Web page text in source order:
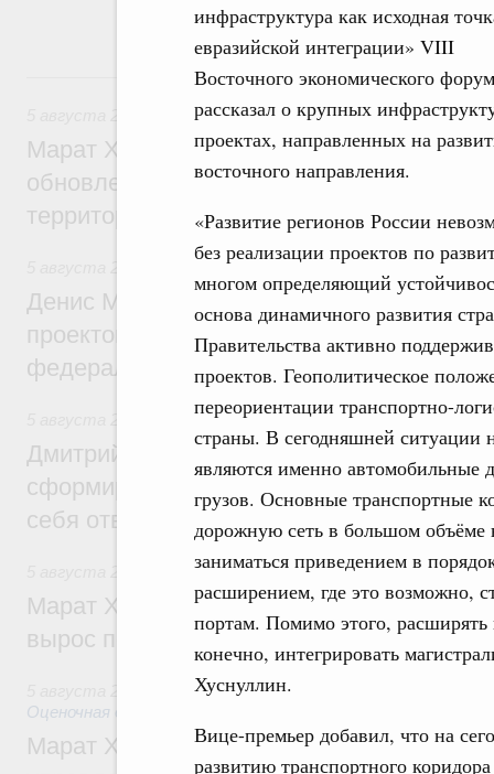
инфраструктура как исходная
евразийской интеграции» VIII
Восточного экономического
рассказал о крупных
проектах, направленных на
восточного направления.
«Развитие регионов России
без реализации проектов по
многом определяющий
основа динамичного развития
Правительства активно
проектов. Геополитическое
переориентации транспортно-
страны. В сегодняшней ситуации
являются именно автомобильные
грузов. Основные транспортные
дорожную сеть в большом объёме
заниматься приведением в
расширением, где это возможно,
портам. Помимо этого, расширять
конечно, интегрировать
Хуснуллин.
Вице-премьер добавил, что на
развитию транспортного
5 августа, среда
Жилищно-коммунальное хозяйство
Марат Хуснуллин: Более 4,3 тыс.
обновлено в России при участии Фонда
территорий
Инструменты развития территорий.
Денис Мантуров провёл совещание по
проектов института кураторства в
федеральном округе
Молодёжная политика
Дмитрий Чернышенко: Всемирный
сформировал целое сообщество людей,
себя ответственность за будущее
Национальный проект «Инфраструктура
Марат Хуснуллин: Ввод нежилых зданий
вырос почти на треть
Земельные отношения. Кадастровая
Оценочная деятельность
Марат Хуснуллин: По решению